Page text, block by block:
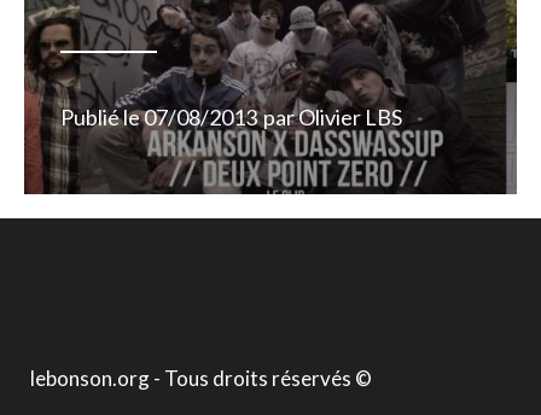
Publié le07/08/2013 parOlivier LBS
lebonson.org - Tous droits réservés ©